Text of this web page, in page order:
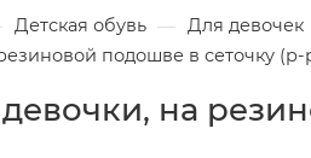
Детская обувь — Для девочек
подошве в сеточку (р-
на